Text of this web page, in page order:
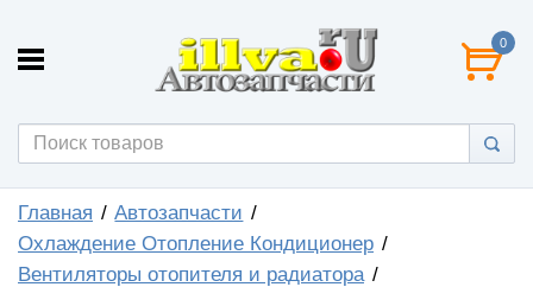
0
Главная
Автозапчасти
Охлаждение Отопление Кондиционер
Вентиляторы отопителя и радиатора